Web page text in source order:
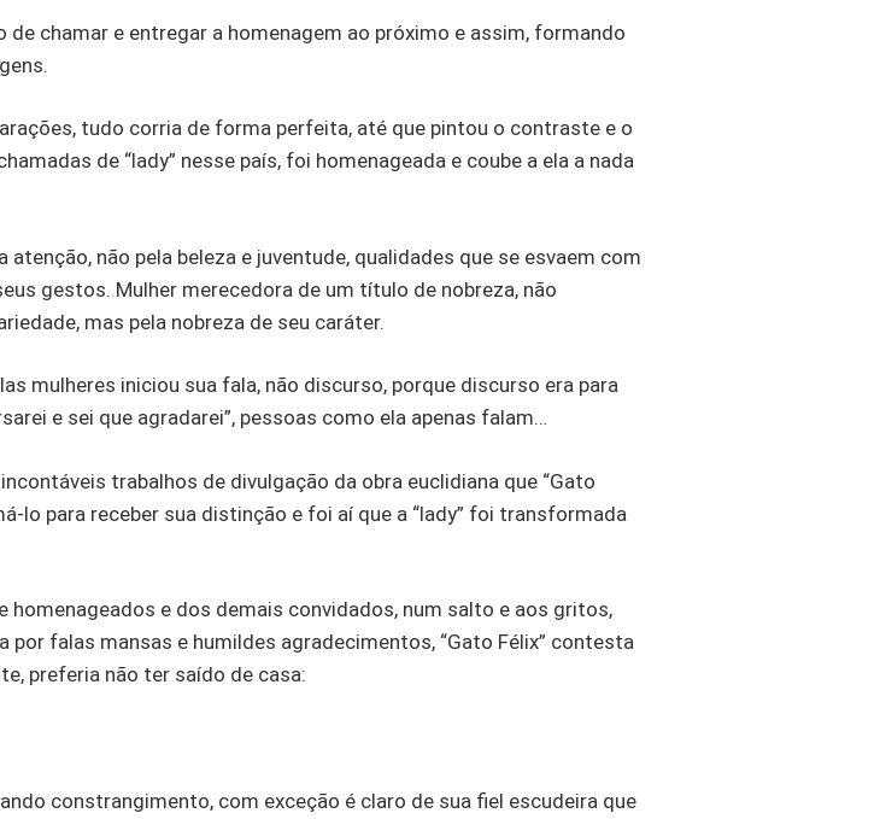
chamar e entregar a homenagem ao próximo e assim, formando
tudo corria de forma perfeita, até que pintou o contraste e o
de “lady” nesse país, foi homenageada e coube a ela a nada
atenção, não pela beleza e juventude, qualidades que se esvaem com
gestos. Mulher merecedora de um título de nobreza, não
mas pela nobreza de seu caráter.
mulheres iniciou sua fala, não discurso, porque discurso era para
e sei que agradarei”, pessoas como ela apenas falam…
trabalhos de divulgação da obra euclidiana que “Gato
lo para receber sua distinção e foi aí que a “lady” foi transformada
homenageados e dos demais convidados, num salto e aos gritos,
falas mansas e humildes agradecimentos, “Gato Félix” contesta
preferia não ter saído de casa:
constrangimento, com exceção é claro de sua fiel escudeira que